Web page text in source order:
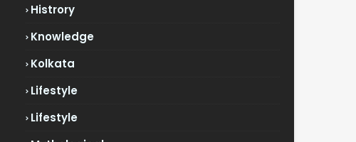
Histrory
Knowledge
Kolkata
Lifestyle
Lifestyle